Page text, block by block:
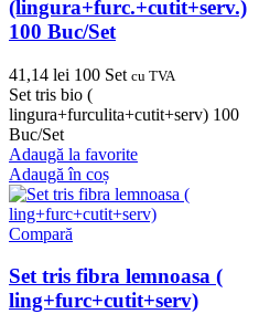
(lingura+furc.+cutit+serv.)
100 Buc/Set
41,14 lei 100 Set cu TVA
Set tris bio (
lingura+furculita+cutit+serv) 100
Buc/Set
Adaugă la favorite
Adaugă în coș
Compară
Set tris fibra lemnoasa (
ling+furc+cutit+serv)